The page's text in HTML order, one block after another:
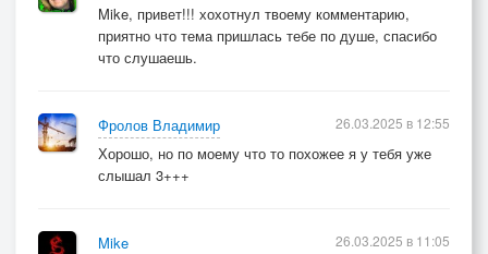
Mike, привет!!! хохотнул твоему комментарию,
приятно что тема пришлась тебе по душе, спасибо
что слушаешь.
Фролов Владимир
Хорошо, но по моему что то похожее я у тебя уже
слышал 3+++
26.03.2025 в 12:55
Mike
26.03.2025 в 11:05